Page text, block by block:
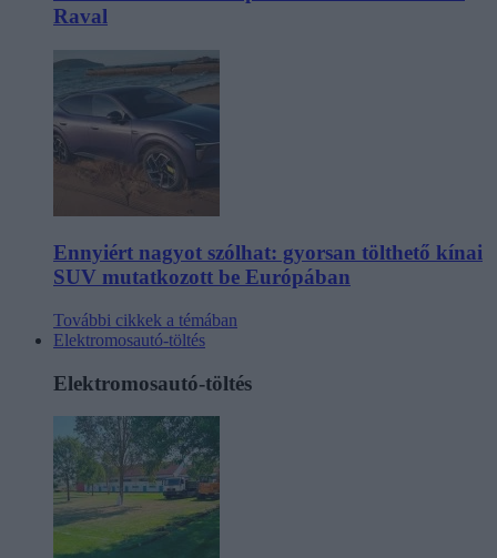
Raval
Ennyiért nagyot szólhat: gyorsan tölthető kínai
SUV mutatkozott be Európában
További cikkek a témában
Elektromosautó-töltés
Elektromosautó-töltés